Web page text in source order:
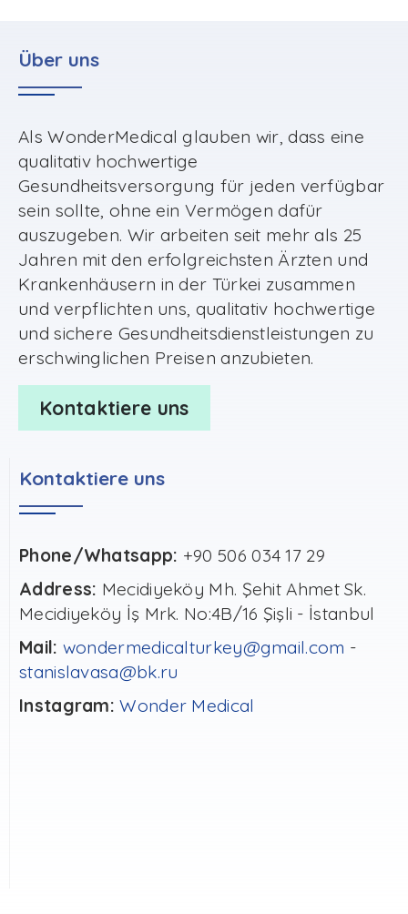
Über uns
Als WonderMedical glauben wir, dass eine
qualitativ hochwertige
Gesundheitsversorgung für jeden verfügbar
sein sollte, ohne ein Vermögen dafür
auszugeben. Wir arbeiten seit mehr als 25
Jahren mit den erfolgreichsten Ärzten und
Krankenhäusern in der Türkei zusammen
und verpflichten uns, qualitativ hochwertige
und sichere Gesundheitsdienstleistungen zu
erschwinglichen Preisen anzubieten.
Kontaktiere uns
Kontaktiere uns
Phone/Whatsapp: +90 506 034 17 29
Address: Mecidiyeköy Mh. Şehit Ahmet Sk.
Mecidiyeköy İş Mrk. No:4B/16 Şişli - İstanbul
Mail: wondermedicalturkey@gmail.com -
stanislavasa@bk.ru
Instagram: Wonder Medical